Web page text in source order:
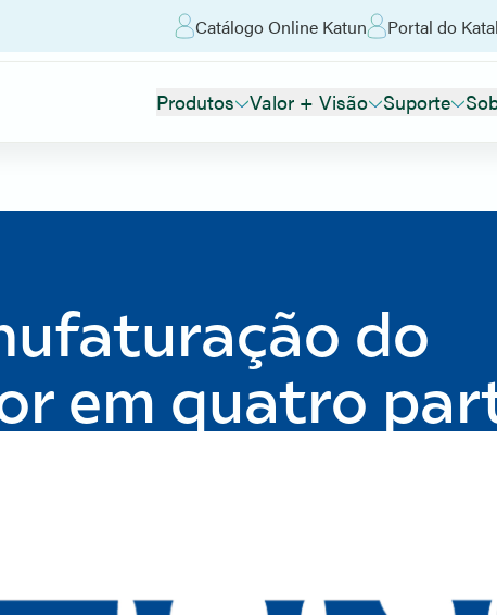
Catálogo Online Katun Portal do
Produtos Valor + Visão Suporte
do
em quatro